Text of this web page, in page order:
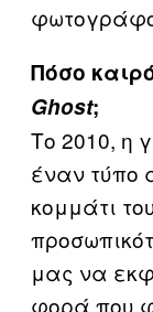
Πόσο
Ghost;
Το 2010, η
έναν τύπο
κομμάτι
μας να
φορά που